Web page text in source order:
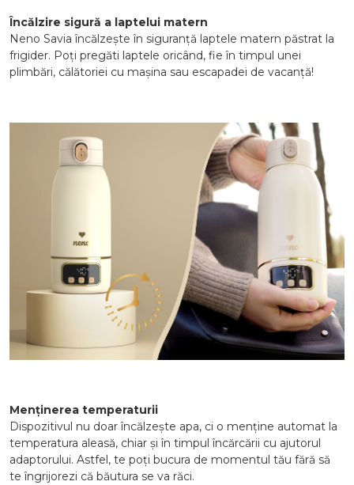
Încălzire sigură a laptelui matern
Neno Savia încălzește în siguranță laptele matern păstrat la
frigider. Poți pregăti laptele oricând, fie în timpul unei
plimbări, călătoriei cu mașina sau escapadei de vacanță!
Menținerea temperaturii
Dispozitivul nu doar încălzește apa, ci o menține automat la
temperatura aleasă, chiar și în timpul încărcării cu ajutorul
adaptorului. Astfel, te poți bucura de momentul tău fără să
te îngrijorezi că băutura se va răci.